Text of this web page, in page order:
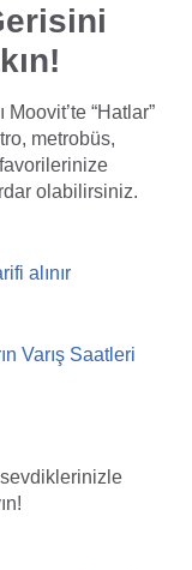
“Hatlar”
metrobüs,
favorilerinize
olabilirsiniz.
alınır
Varış Saatleri